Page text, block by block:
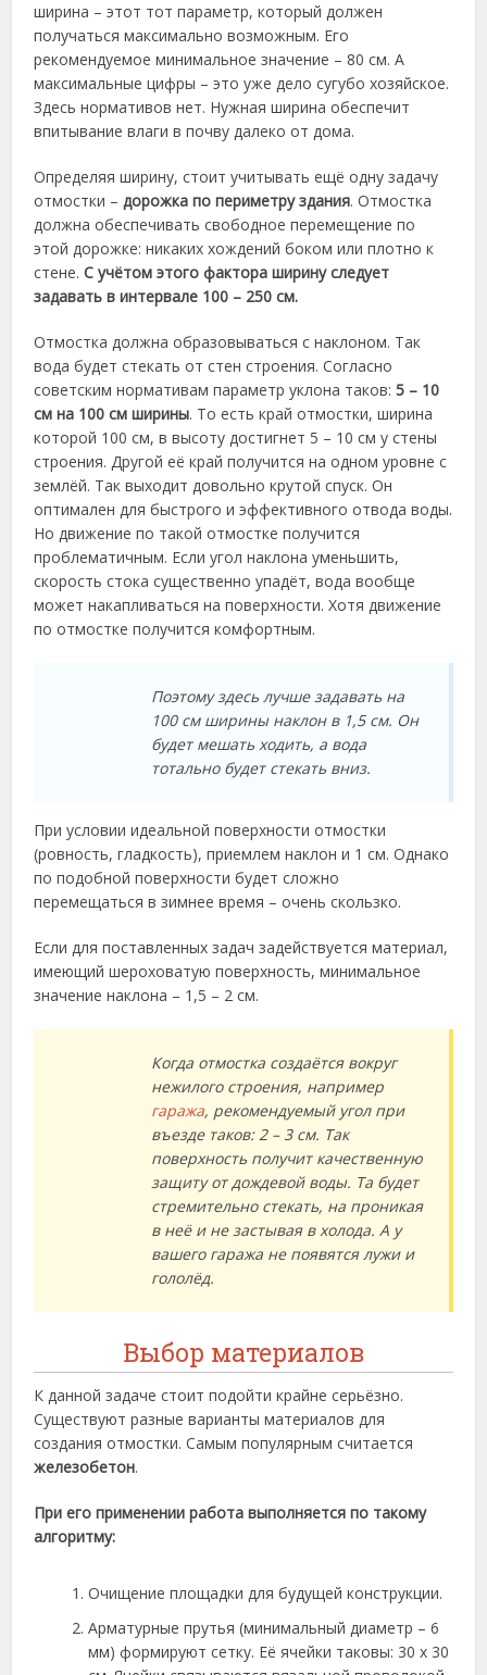
ширина – этот тот параметр, который должен
получаться максимально возможным. Его
рекомендуемое минимальное значение – 80 см. А
максимальные цифры – это уже дело сугубо хозяйское.
Здесь нормативов нет. Нужная ширина обеспечит
впитывание влаги в почву далеко от дома.
Определяя ширину, стоит учитывать ещё одну задачу
отмостки –дорожка по периметру здания. Отмостка
должна обеспечивать свободное перемещение по
этой дорожке: никаких хождений боком или плотно к
стене.С учётом этого фактора ширину следует
задавать в интервале 100 – 250 см.
Отмостка должна образовываться с наклоном. Так
вода будет стекать от стен строения. Согласно
советским нормативам параметр уклона таков:5 – 10
см на 100 см ширины. То есть край отмостки, ширина
которой 100 см, в высоту достигнет 5 – 10 см у стены
строения. Другой её край получится на одном уровне с
землёй. Так выходит довольно крутой спуск. Он
оптимален для быстрого и эффективного отвода воды.
Но движение по такой отмостке получится
проблематичным. Если угол наклона уменьшить,
скорость стока существенно упадёт, вода вообще
может накапливаться на поверхности. Хотя движение
по отмостке получится комфортным.
Поэтому здесь лучше задавать на
100 см ширины наклон в 1,5 см. Он
будет мешать ходить, а вода
тотально будет стекать вниз.
При условии идеальной поверхности отмостки
(ровность, гладкость), приемлем наклон и 1 см. Однако
по подобной поверхности будет сложно
перемещаться в зимнее время – очень скользко.
Если для поставленных задач задействуется материал,
имеющий шероховатую поверхность, минимальное
значение наклона – 1,5 – 2 см.
Когда отмостка создаётся вокруг
нежилого строения, например
гаража, рекомендуемый угол при
въезде таков: 2 – 3 см. Так
поверхность получит качественную
защиту от дождевой воды. Та будет
стремительно стекать, на проникая
в неё и не застывая в холода. А у
вашего гаража не появятся лужи и
гололёд.
Выбор материалов
К данной задаче стоит подойти крайне серьёзно.
Существуют разные варианты материалов для
создания отмостки. Самым популярным считается
железобетон.
При его применении работа выполняется по такому
алгоритму:
Очищение площадки для будущей конструкции.
Арматурные прутья (минимальный диаметр – 6
мм) формируют сетку. Её ячейки таковы: 30 х 30